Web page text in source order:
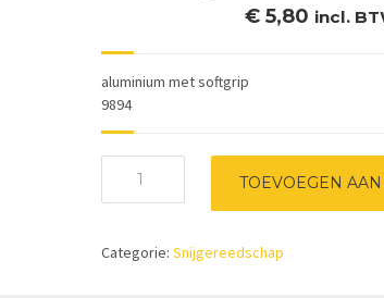
€ 5,80 incl.
aluminium met softgrip
9894
Hobbymes
aantal
TOEVOEGEN
Categorie: Snijgereedschap